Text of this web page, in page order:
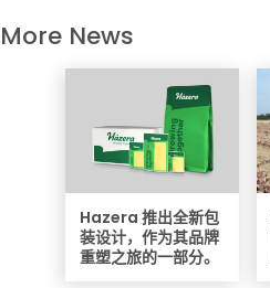
More News
Hazera 推出全新包
装设计，作为其品牌
重塑之旅的一部分。